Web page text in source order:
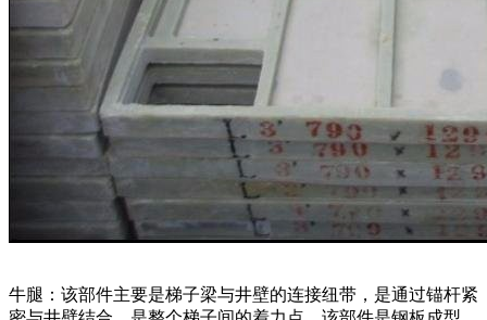
牛腿：该部件主要是梯子梁与井壁的连接纽带，是通过锚杆紧